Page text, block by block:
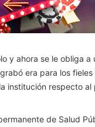
y ahora se le obliga
era para los
institución respecto
de Salud